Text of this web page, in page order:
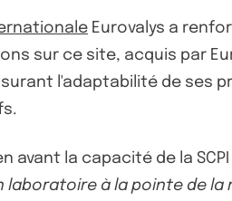
Eurovalys a
sur ce site, acquis par
l'adaptabilité de ses
avant la capacité de la
laboratoire à la pointe de